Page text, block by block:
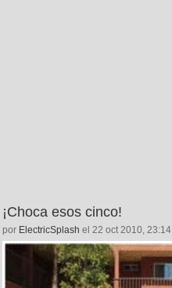
¡Choca esos cinco!
por ElectricSplash el 22 oct 2010, 23:14